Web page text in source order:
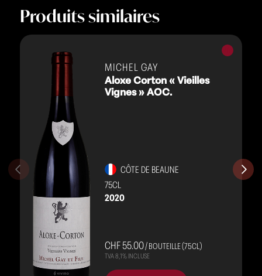
Produits similaires
Vins
MICHEL GAY
Aloxe Corton « Vieilles
Vignes » AOC.
CÔTE DE BEAUNE
75CL
2020
CHF 55.00/ BOUTEILLE (75CL)